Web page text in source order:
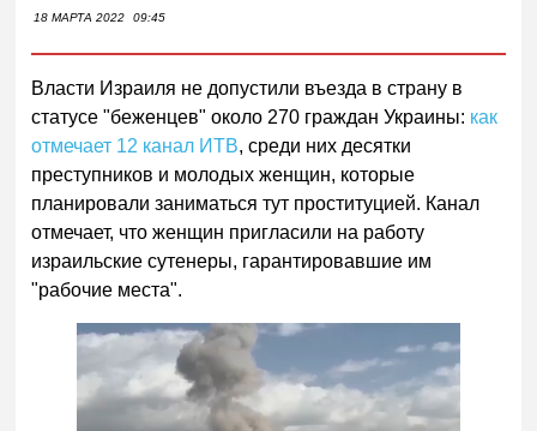
18 МАРТА 2022 09:45
Власти Израиля не допустили въезда в страну в
статусе "беженцев" около 270 граждан Украины: как
отмечает 12 канал ИТВ, среди них десятки
преступников и молодых женщин, которые
планировали заниматься тут проституцией. Канал
отмечает, что женщин пригласили на работу
израильские сутенеры, гарантировавшие им
"рабочие места".